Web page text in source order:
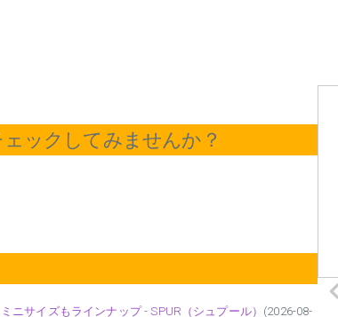
ックしてみませんか？
ニサイズもラインナップ - SPUR（シュプール） (2026-08-